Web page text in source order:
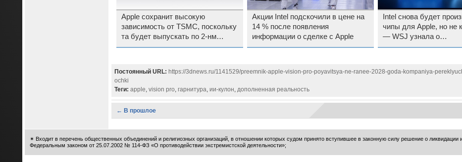
Apple сохранит высокую
зависимость от TSMC, поскольку
та будет выпускать по 2-нм
технологии модемы 5G
Акции Intel подскочили в цене на
14 % после появления
информации о сделке с Apple
Intel снова будет
чипы для Apple, но не
— WSJ узнала о
предварительном
Постоянный URL: https://3dnews.ru/1141529/preemnik-apple-vision-pro-poyavitsya-ne-ranee-2028-goda-kompaniya-
ochki
Теги: apple, vision pro, гарнитура, ии-кулон, дополненная реальность
← В прошлое
✴ Входит в перечень общественных объединений и религиозных организаций, в отношении которых судом принято вступившее в законную силу решение о
Федеральным законом от 25.07.2002 № 114-ФЗ «О противодействии экстремистской деятельности»;